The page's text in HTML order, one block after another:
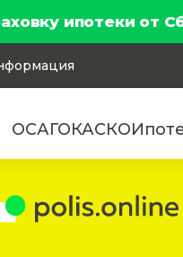
ипотеки от
ОСАГОКАСКО